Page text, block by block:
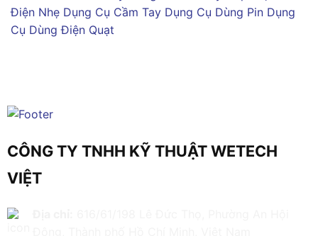
Điện Nhẹ Dụng Cụ Cầm Tay Dụng Cụ Dùng Pin Dụng
Cụ Dùng Điện Quạt
CÔNG TY TNHH KỸ THUẬT WETECH
VIỆT